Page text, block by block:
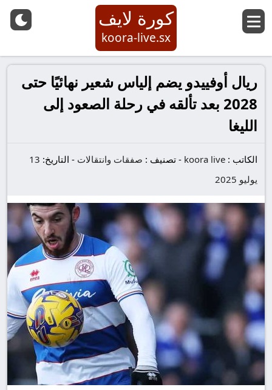
كورة لايف
koora-live.sx
ريال أوفييدو يضم إلياس شعير نهائيًا حتى
2028 بعد تألقه في رحلة الصعود إلى
الليغا
الكاتب : koora live
- تصنيف : صفقات وانتقالات - التاريخ: 13
يوليو 2025